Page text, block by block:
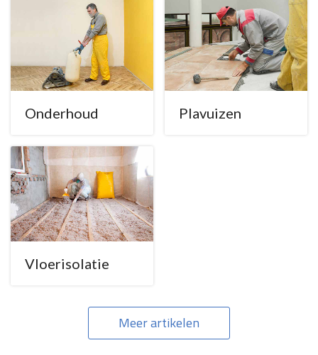
Onderhoud Plavuizen
Vloerisolatie
Meer artikelen